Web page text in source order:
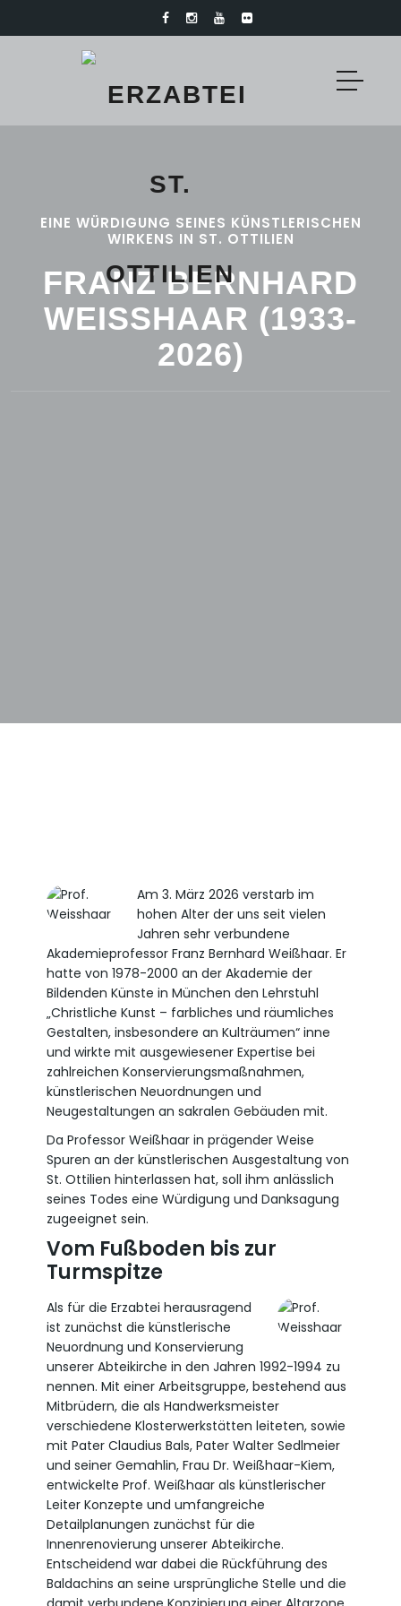
EINE WÜRDIGUNG SEINES KÜNSTLERISCHEN
WIRKENS IN ST. OTTILIEN
FRANZ BERNHARD
WEISSHAAR (1933-2
026)
Am 3. März 2026 verstarb im
hohen Alter der uns seit vielen
Jahren sehr verbundene
Akademieprofessor Franz Bernhard Weißhaar. Er
hatte von 1978-2000 an der Akademie der
Bildenden Künste in München den Lehrstuhl
„Christliche Kunst – farbliches und räumliches
Gestalten, insbesondere an Kulträumen“ inne
und wirkte mit ausgewiesener Expertise bei
zahlreichen Konservierungsmaßnahmen,
künstlerischen Neuordnungen und
Neugestaltungen an sakralen Gebäuden mit.
Da Professor Weißhaar in prägender Weise
Spuren an der künstlerischen Ausgestaltung von
St. Ottilien hinterlassen hat, soll ihm anlässlich
seines Todes eine Würdigung und Danksagung
zugeeignet sein.
Vom Fußboden bis zur
Turmspitze
Als für die Erzabtei herausragend
ist zunächst die künstlerische
Neuordnung und Konservierung
unserer Abteikirche in den Jahren 1992-1994 zu
nennen. Mit einer Arbeitsgruppe, bestehend aus
Mitbrüdern, die als Handwerksmeister
verschiedene Klosterwerkstätten leiteten, sowie
mit Pater Claudius Bals, Pater Walter Sedlmeier
und seiner Gemahlin, Frau Dr. Weißhaar-Kiem,
entwickelte Prof. Weißhaar als künstlerischer
Leiter Konzepte und umfangreiche
Detailplanungen zunächst für die
Innenrenovierung unserer Abteikirche.
Entscheidend war dabei die Rückführung des
Baldachins an seine ursprüngliche Stelle und die